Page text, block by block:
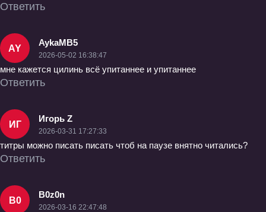
Ответить
AY
AykaMB5
2026-05-02 16:38:47
мне кажется цилинь всё упитаннее и упитаннее
Ответить
ИГ
Игорь Z
2026-03-31 17:27:33
титры можно писать писать чтоб на паузе внятно читались?
Ответить
B0
B0z0n
2026-03-16 22:47:48